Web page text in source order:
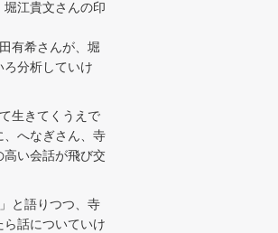
江貴文さんの印
有希さんが、堀
分析していけ
生きてくうえで
、へなぎさん、寺
高い会話が飛び交
と語りつつ、寺
話についていけ